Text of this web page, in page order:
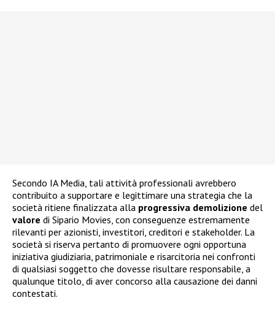
Secondo IA Media, tali attività professionali avrebbero
contribuito a supportare e legittimare una strategia che la
società ritiene finalizzata alla progressiva demolizione del
valore di Sipario Movies, con conseguenze estremamente
rilevanti per azionisti, investitori, creditori e stakeholder. La
società si riserva pertanto di promuovere ogni opportuna
iniziativa giudiziaria, patrimoniale e risarcitoria nei confronti
di qualsiasi soggetto che dovesse risultare responsabile, a
qualunque titolo, di aver concorso alla causazione dei danni
contestati.